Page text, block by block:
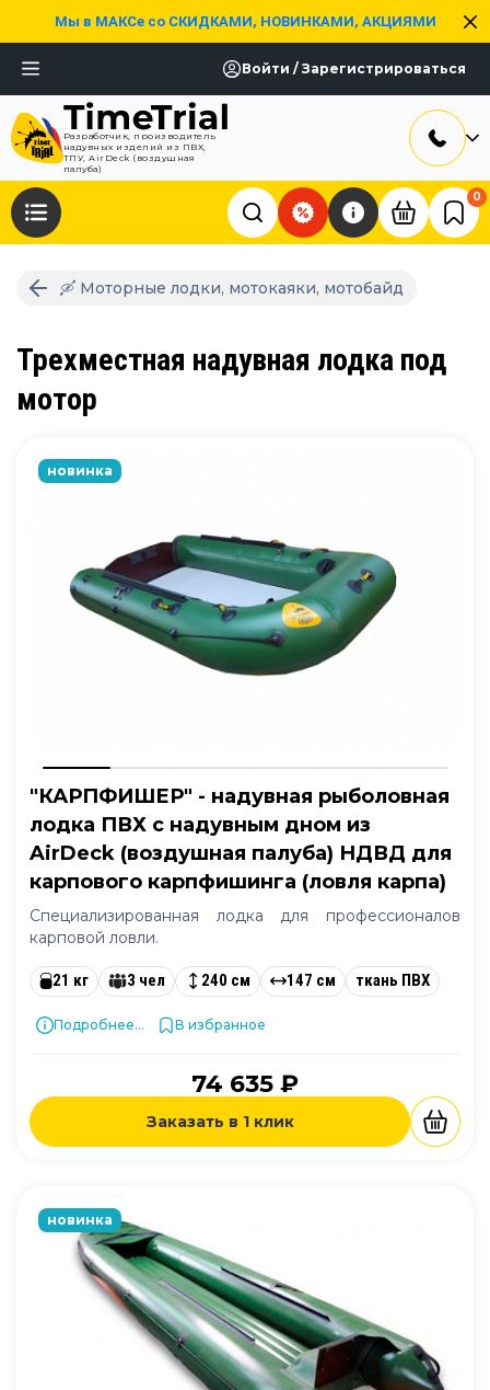
Мы в МАКСе со СКИДКАМИ, НОВИНКАМИ, АКЦИЯМИ
Войти / Зарегистрироваться
Разработчик, производитель
надувных изделий из ПВХ,
ТПУ, AirDeck (воздушная
палуба)
0
🛶 Моторные лодки, мотокаяки, мотобайд
Трехместная надувная лодка под
мотор
новинка
"КАРПФИШЕР" - надувная рыболовная
лодка ПВХ с надувным дном из
AirDeck (воздушная палуба) НДВД для
карпового карпфишинга (ловля карпа)
Специализированная лодка для профессионалов
карповой ловли.
21 кг 3 чел 240 см 147 см ткань ПВХ
Подробнее... В избранное
74 635 ₽
Заказать в 1 клик
новинка